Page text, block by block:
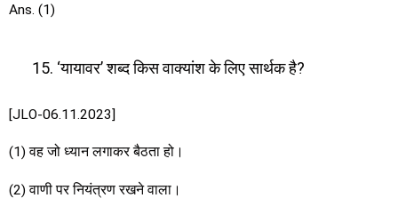
Ans. (1)
‘यायावर’ शब्द किस वाक्यांश के लिए सार्थक है?
[JLO-06.11.2023]
(1) वह जो ध्यान लगाकर बैठता हो।
(2) वाणी पर नियंत्रण रखने वाला।